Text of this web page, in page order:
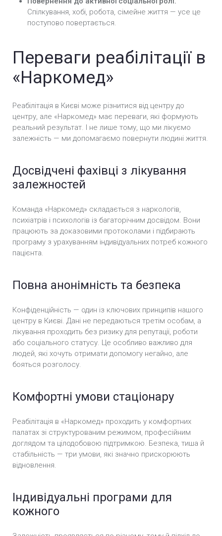
Спілкування, хобі, робота, сімейне життя — усе це
поступово повертається.
Переваги реабілітації в
«Наркомед»
Реабілітація в Києві може різнитися від центру до
центру, але «Наркомед» має переваги, які формують
реальний результат. І не лише тому, що ми лікуємо
залежність — ми допомагаємо повернути людині життя.
Досвідчені фахівці з лікування
залежностей
Команда «Наркомед» складається з наркологів,
психіатрів і психологів із багаторічним досвідом. Вони
працюють за доказовими протоколами і підбирають
програму з урахуванням індивідуальних потреб кожного
пацієнта.
Повна анонімність та безпека
Конфіденційність — один із ключових принципів нашого
центру в Києві. Дані не передаються третім особам, а
лікування проходить без ризику для репутації, роботи
або соціального статусу. Це особливо важливо для
людей, які хочуть отримати допомогу негайно, але
бояться розголосу.
Комфортні умови стаціонару
Реабілітація в «Наркомед» проходить у комфортних
палатах зі структурованим режимом, професійним
доглядом та цілодобовою підтримкою. Безпека, тиша й
стабільність — три умови, які значно прискорюють
відновлення.
Індивідуальні програми для
кожного